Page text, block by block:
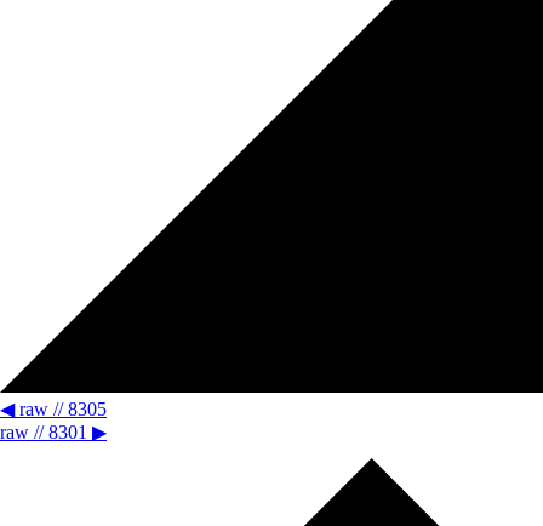
◀raw // 8305
raw // 8301 ▶